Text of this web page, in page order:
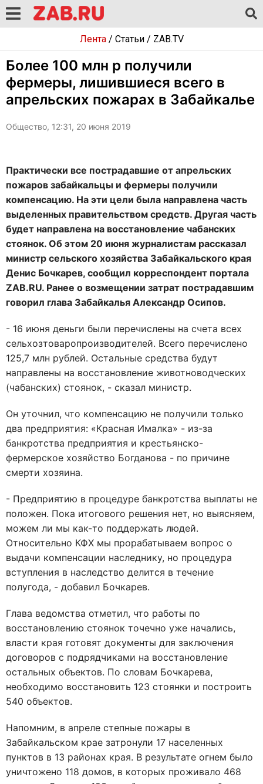
Лента/ Статьи/ ZAB.TV
Более 100 млн р получили
фермеры, лишившиеся всего в
апрельских пожарах в Забайкалье
Общество, 12:31, 20 июня 2019
Практически все пострадавшие от апрельских
пожаров забайкальцы и фермеры получили
компенсацию. На эти цели была направлена часть
выделенных правительством средств. Другая часть
будет направлена на восстановление чабанских
стоянок. Об этом 20 июня журналистам рассказал
министр сельского хозяйства Забайкальского края
Денис Бочкарев, сообщил корреспондент портала
ZAB.RU. Ранее о возмещении затрат пострадавшим
говорил глава Забайкалья Александр Осипов.
- 16 июня деньги были перечислены на счета всех
сельхозтоваропроизводителей. Всего перечислено
125,7 млн рублей. Остальные средства будут
направлены на восстановление животноводческих
(чабанских) стоянок, - сказал министр.
Он уточнил, что компенсацию не получили только
два предприятия: «Красная Ималка» - из-за
банкротства предприятия и крестьянско-
фермерское хозяйство Богданова - по причине
смерти хозяина.
- Предприятию в процедуре банкротства выплаты не
положен. Пока итогового решения нет, но выясняем,
можем ли мы как-то поддержать людей.
Относительно КФХ мы прорабатываем вопрос о
выдачи компенсации наследнику, но процедура
вступления в наследство делится в течение
полугода, - добавил Бочкарев.
Глава ведомства отметил, что работы по
восстановлению стоянок точечно уже начались,
власти края готовят документы для заключения
договоров с подрядчиками на восстановление
остальных объектов. По словам Бочкарева,
необходимо восстановить 123 стоянки и построить
540 объектов.
Напомним, в апреле степные пожары в
Забайкальском крае затронули 17 населенных
пунктов в 13 районах края. В результате огнем было
уничтожено 118 домов, в которых проживало 468